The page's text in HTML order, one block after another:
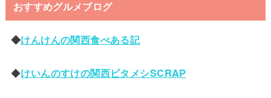
おすすめグルメブログ
◆けんけんの関西食べある記
◆けいんのすけの関西ビタメシSCRAP